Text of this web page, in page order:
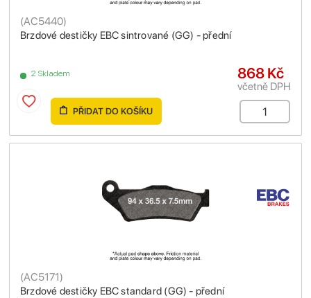
Brzdové destičky EBC sintrované (GG) - přední
(AC5440)
2 Skladem 868 Kč
včetně DPH
PŘIDAT DO KOŠÍKU
Brzdové destičky EBC standard (GG) - přední
(AC5171)